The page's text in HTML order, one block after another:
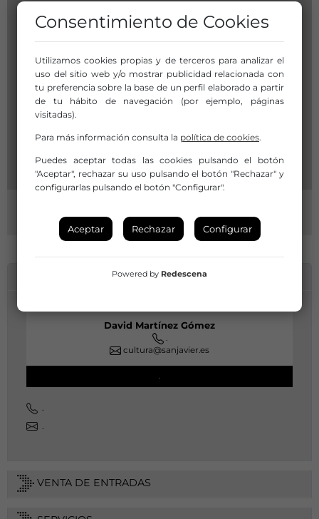
INFORMACIÓN DE CONTACTO
David Martínez Gómez
.
cultura@sanjavier.es
.
.
VENTA DE ENTRADAS
Consentimiento de Cookies
Utilizamos cookies propias y de terceros para analizar el
uso del sitio web y/o mostrar publicidad relacionada con
tu preferencia sobre la base de un perfil elaborado a partir
de tu hábito de navegación (por ejemplo, páginas
visitadas).
Para más información consulta la política de cookies.
Puedes aceptar todas las cookies pulsando el botón
"Aceptar", rechazar su uso pulsando el botón "Rechazar" y
configurarlas pulsando el botón "Configurar".
Aceptar Rechazar Configurar
Powered by Redescena